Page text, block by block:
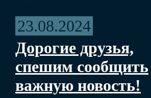
23.08.2024
Дорогие друзья,
спешим сообщить
важную новость!